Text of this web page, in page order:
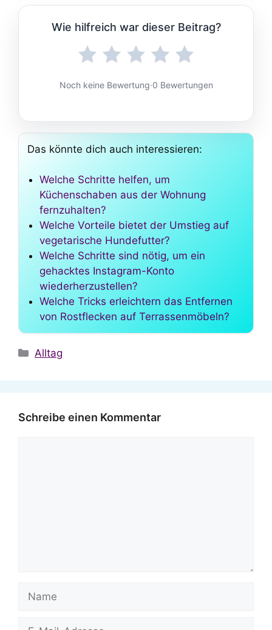
Wie hilfreich war dieser Beitrag?
Noch keine Bewertung·0 Bewertungen
Das könnte dich auch interessieren:
Welche Schritte helfen, um
Küchenschaben aus der Wohnung
fernzuhalten?
Welche Vorteile bietet der Umstieg auf
vegetarische Hundefutter?
Welche Schritte sind nötig, um ein
gehacktes Instagram-Konto
wiederherzustellen?
Welche Tricks erleichtern das Entfernen
von Rostflecken auf Terrassenmöbeln?
Kategorien
Alltag
Schreibe einen Kommentar
Name